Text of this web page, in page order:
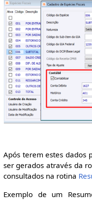
Após terem estes dados
ser gerados através da
consultados na rotina
Exemplo de um